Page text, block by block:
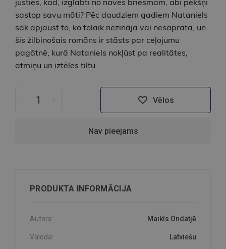
justies, kad, izglābti no nāves briesmām, abi pēkšņi
sastop savu māti? Pēc daudziem gadiem Nataniels
sāk apjaust to, ko tolaik nezināja vai nesaprata, un
šis žilbinošais romāns ir stāsts par ceļojumu
pagātnē, kurā Nataniels nokļūst pa realitātes,
atmiņu un iztēles tiltu.
Vēlos
Nav pieejams
PRODUKTA INFORMĀCIJA
Autors: Maikls Ondatjē
Valoda: Latviešu